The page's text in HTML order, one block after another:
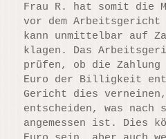
Frau R. hat somit die
vor dem Arbeitsgericht
kann unmittelbar auf
klagen. Das
prüfen, ob die
Euro der Billigkeit
Gericht dies verneinen,
entscheiden, was nach
angemessen ist. Dies